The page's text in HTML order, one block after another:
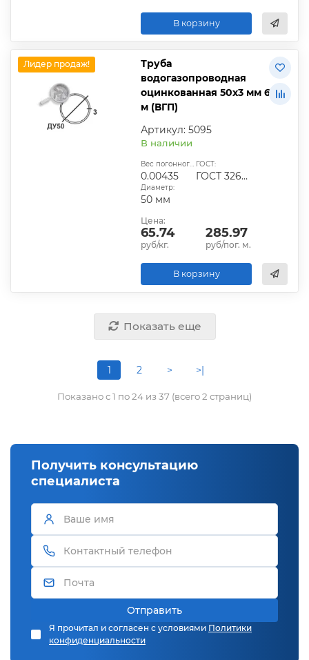
В корзину
Лидер продаж!
Труба
водогазопроводная
оцинкованная 50х3 мм 6
м (ВГП)
Артикул: 5095
В наличии
Вес погонного метра, т.:
0.00435
ГОСТ:
ГОСТ 3262-75
Диаметр:
50 мм
Цена:
65.74
руб/кг.
285.97
руб/пог. м.
В корзину
Показать еще
1 2 > >|
Показано с 1 по 24 из 37 (всего 2 страниц)
Получить консультацию
специалиста
Отправить
Я прочитал и согласен с условиями Политики
конфиденциальности